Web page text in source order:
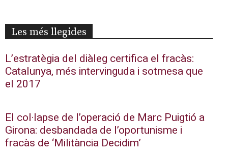
Les més llegides
L’estratègia del diàleg certifica el fracàs:
Catalunya, més intervinguda i sotmesa que
el 2017
El col·lapse de l’operació de Marc Puigtió a
Girona: desbandada de l’oportunisme i
fracàs de ‘Militància Decidim’